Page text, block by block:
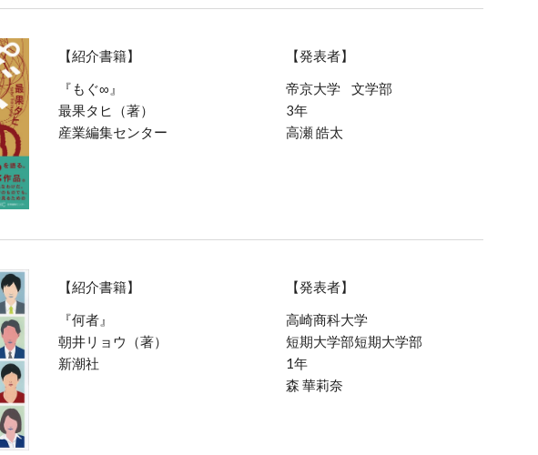
【紹介書籍】
『もぐ∞』
最果タヒ（著）
産業編集センター
【発表者】
帝京大学
文学部
3年
高瀬 皓太
【紹介書籍】
『何者』
朝井リョウ（著）
新潮社
【発表者】
高崎商科大学
短期大学部短期大学部
1年
森 華莉奈